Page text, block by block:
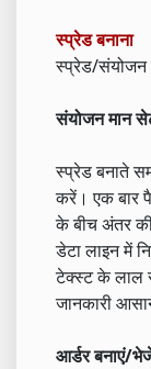
स्प्रेड बनाना
स्प्रेड/संयोजन
संयोजन मान
स्प्रेड बनाते
करें। एक बार
के बीच अंतर
डेटा लाइन में
टेक्स्ट के लाल
जानकारी
आर्डर बनाएं/